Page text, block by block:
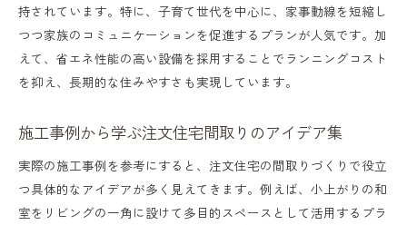
持されています。特に、子育て世代を中心に、家事動線を短縮し
つつ家族のコミュニケーションを促進するプランが人気です。加
えて、省エネ性能の高い設備を採用することでランニングコスト
を抑え、長期的な住みやすさも実現しています。
施工事例から学ぶ注文住宅間取りのアイデア集
実際の施工事例を参考にすると、注文住宅の間取りづくりで役立
つ具体的なアイデアが多く見えてきます。例えば、小上がりの和
室をリビングの一角に設けて多目的スペースとして活用するプラ